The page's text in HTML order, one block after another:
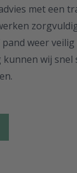
met een
weer
wij